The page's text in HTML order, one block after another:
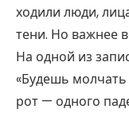
ходили люди,
тени. Но важнее
На одной из
«Будешь
рот — одного